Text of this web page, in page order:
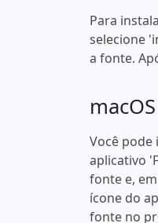
Para
selecione
a fonte.
macOS
Você pode
aplicativo
fonte e,
ícone do
fonte no